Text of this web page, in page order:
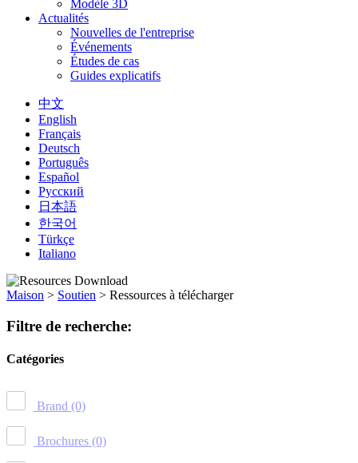
Modèle 3D
Actualités
Nouvelles de l'entreprise
Événements
Études de cas
Guides explicatifs
中文
English
Français
Deutsch
Português
Español
Русский
日本語
한국어
Türkçe
Italiano
Maison > Soutien > Ressources à télécharger
Filtre de recherche:
Catégories
Brand (0)
Brochures (0)